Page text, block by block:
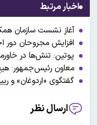
اخبار مرتبط
آغاز نشست سازمان
افزایش مجروحان دور اخیر
پوتین: تنش‌ها در
معاون رئیس‌جمهور:
گفتگوی «اردوغان» و
ارسال نظر